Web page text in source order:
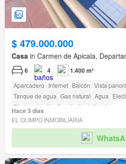
$ 479.000.000
Casa in Carmen de Apicala,
6 4 1.400 m²
Aparcadero Internet Balcón Vista
Tanque de agua Gas natural Agua
Piscina
Jardín
Caseta de vigilancia
Acceso para personas con discapacidad
Hace 3 días
EL OLIMPO INMOBILIARIA